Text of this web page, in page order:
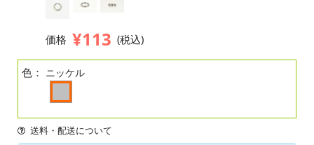
価格 ¥113 (税込)
色： ニッケル
送料・配送について